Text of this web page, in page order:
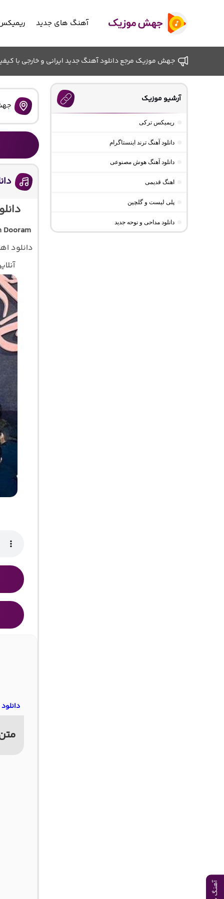
آهنگ های جدید
جهش موزیک مرجع دانلود آهنگ جدید ایرانی و خارجی با
Dooram
دانلود
آرشیو موزیک
ریمیکس ترکی
دانلود آهنگ ترند اینستاگرام
دانلود آهنگ هوش مصنوعی
اهنگ قدیمی
پلی لیست و گلچین
دانلود مداحی و نوحه جدید